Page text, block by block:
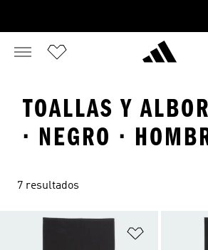
TOALLAS Y
· NEGRO ·
7 resultados